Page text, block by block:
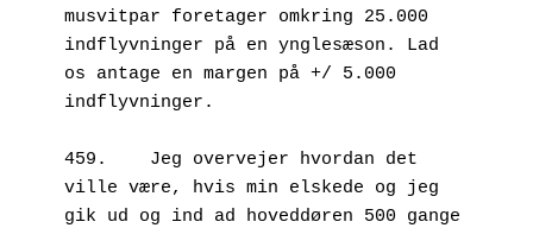
musvitpar foretager omkring 25.000
indflyvninger på en ynglesæson. Lad
os antage en margen på +/ 5.000
indflyvninger.
459.	Jeg overvejer hvordan det
ville være, hvis min elskede og jeg
gik ud og ind ad hoveddøren 500 gange